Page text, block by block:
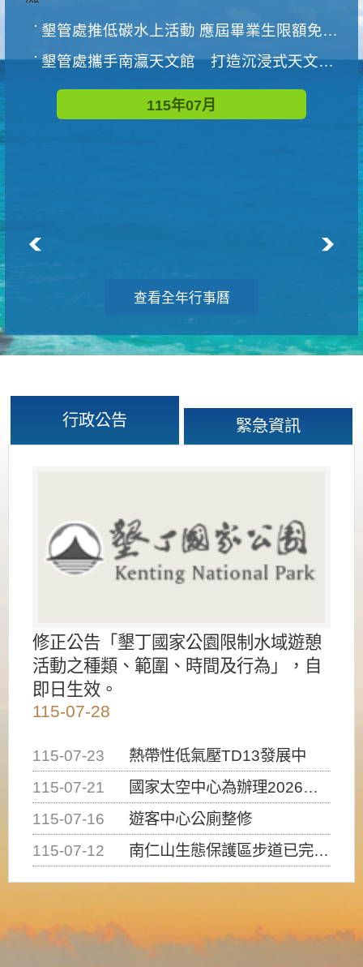
墾管處推低碳水上活動 應屆畢業生限額免費參加
墾管處攜手南瀛天文館 打造沉浸式天文探索營隊
115年07月
查看全年行事曆
行政公告 緊急資訊
修正公告「墾丁國家公園限制水域遊憩
活動之種類、範圍、時間及行為」，自
即日生效。
115-07-28
115-07-23
熱帶性低氣壓TD13發展中
115-07-21
國家太空中心為辦理2026台灣盃火箭競賽，陸、海、空域警戒及協調相關事宜，因颱風備案事宜
115-07-16
遊客中心公廁整修
115-07-12
南仁山生態保護區步道已完成修復，自115年7月13日（星期一）起恢復開放入園，歡迎民眾依規定申請入園....